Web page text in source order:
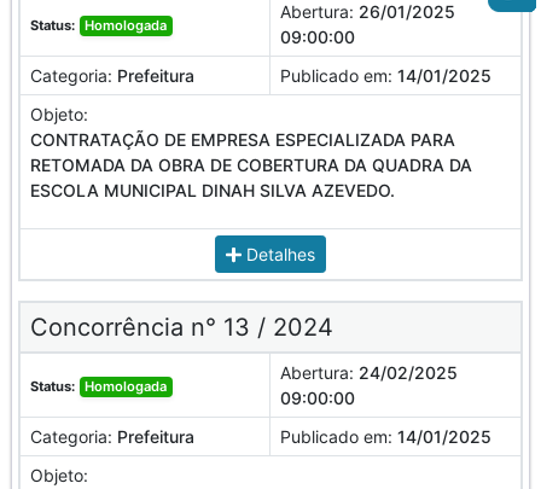
Status: Homologada
Abertura: 26/01/2025
09:00:00
Categoria: Prefeitura Publicado em: 14/01/2025
Objeto:
CONTRATAÇÃO DE EMPRESA ESPECIALIZADA PARA
RETOMADA DA OBRA DE COBERTURA DA QUADRA DA
ESCOLA MUNICIPAL DINAH SILVA AZEVEDO.
Detalhes
Concorrência n° 13 / 2024
Status: Homologada
Abertura: 24/02/2025
09:00:00
Categoria: Prefeitura Publicado em: 14/01/2025
Objeto: